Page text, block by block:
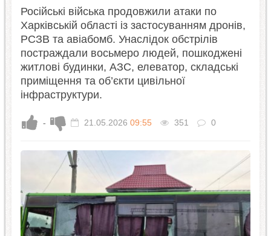
Російські війська продовжили атаки по
Харківській області із застосуванням дронів,
РСЗВ та авіабомб. Унаслідок обстрілів
постраждали восьмеро людей, пошкоджені
житлові будинки, АЗС, елеватор, складські
приміщення та об’єкти цивільної
інфраструктури.
- 21.05.2026 09:55 351 0